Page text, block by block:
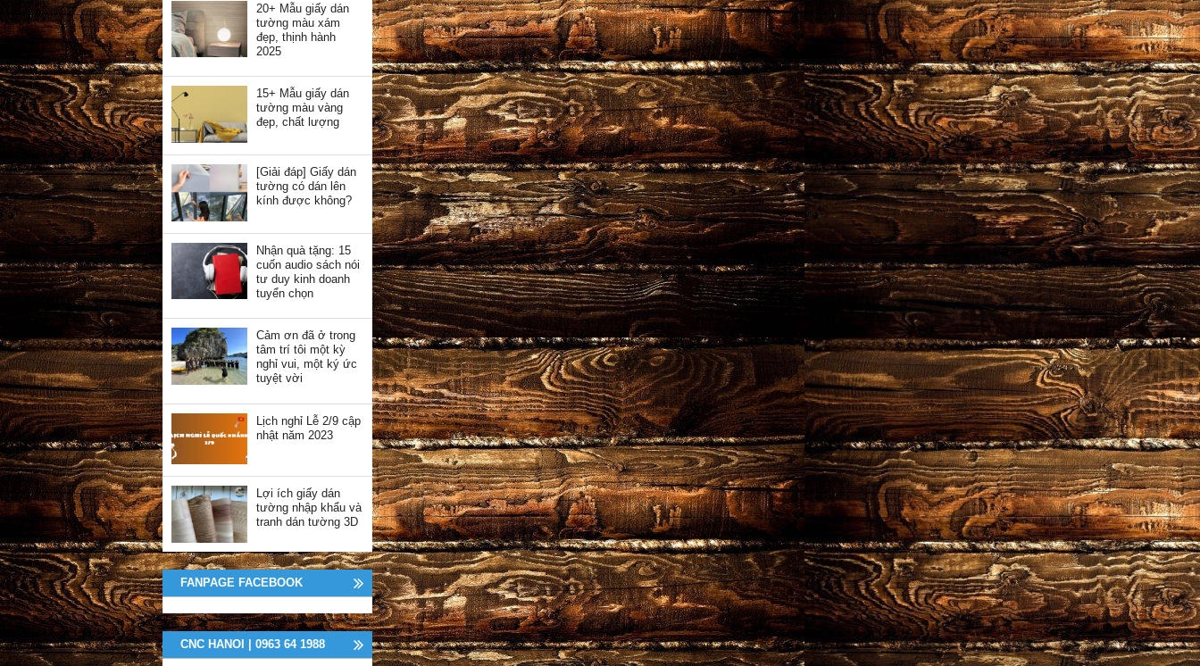
20+ Mẫu giấy dán
tường màu xám
đẹp, thịnh hành
2025
15+ Mẫu giấy dán
tường màu vàng
đẹp, chất lượng
[Giải đáp] Giấy dán
tường có dán lên
kính được không?
Nhận quà tặng: 15
cuốn audio sách nói
tư duy kinh doanh
tuyển chọn
Cảm ơn đã ở trong
tâm trí tôi một kỳ
nghỉ vui, một ký ức
tuyệt vời
Lịch nghỉ Lễ 2/9 cập
nhật năm 2023
Lợi ích giấy dán
tường nhập khẩu và
tranh dán tường 3D
FANPAGE FACEBOOK
CNC HANOI | 0963 64 1988